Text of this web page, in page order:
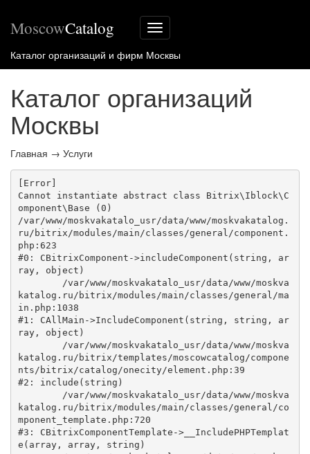
Меню
сайта
MoscowCatalog
Каталог организаций и фирм Москвы
Каталог организаций
Москвы
Главная → Услуги
[Error]
Cannot instantiate abstract class Bitrix\Iblock\C
omponent\Base (0)
/var/www/moskvakatalo_usr/data/www/moskvakatalog.
ru/bitrix/modules/main/classes/general/component.
php:623
#0: CBitrixComponent->includeComponent(string, ar
ray, object)
katalog.ru/bitrix/modules/main/classes/general/ma
in.php:1038
#1: CAllMain->IncludeComponent(string, string, ar
ray, object)
katalog.ru/bitrix/templates/moscowcatalog/compone
nts/bitrix/catalog/onecity/element.php:39
#2: include(string)
katalog.ru/bitrix/modules/main/classes/general/co
mponent_template.php:720
#3: CBitrixComponentTemplate->__IncludePHPTemplat
e(array, array, string)